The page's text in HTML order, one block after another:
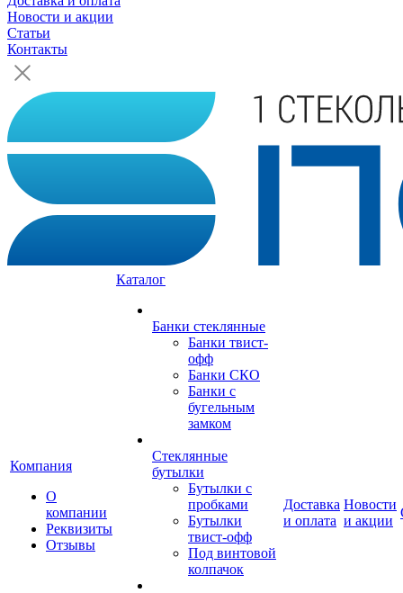
Новости и акции
Статьи
Контакты
Компания
О
компании
Реквизиты
Отзывы
Каталог
Банки стеклянные
Банки твист-
офф
Банки СКО
Банки с
бугельным
замком
Стеклянные
бутылки
Бутылки с
пробками
Бутылки
твист-офф
Под винтовой
колпачок
Доставка
и оплата
Новости
и акции